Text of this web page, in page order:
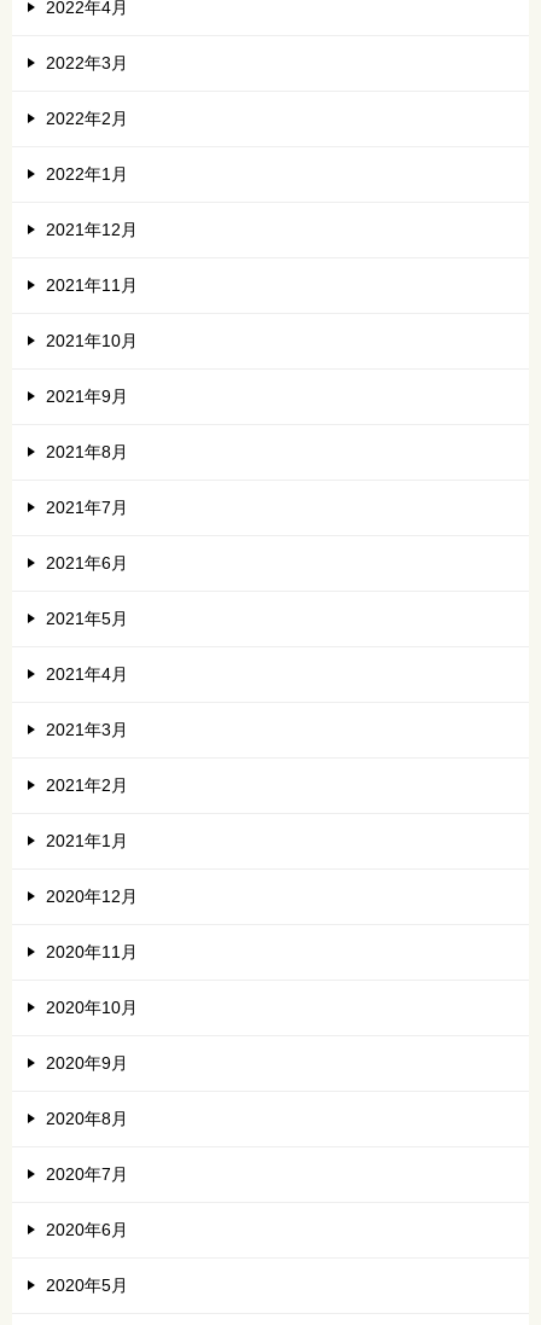
2022年4月
2022年3月
2022年2月
2022年1月
2021年12月
2021年11月
2021年10月
2021年9月
2021年8月
2021年7月
2021年6月
2021年5月
2021年4月
2021年3月
2021年2月
2021年1月
2020年12月
2020年11月
2020年10月
2020年9月
2020年8月
2020年7月
2020年6月
2020年5月